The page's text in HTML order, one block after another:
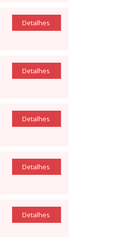
Detalhes
Detalhes
Detalhes
Detalhes
Detalhes